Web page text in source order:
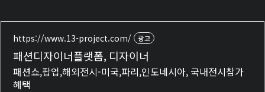
https://www.13-project.com/ 광고
패션디자이너플랫폼, 디자이너
패션쇼,팝업,해외전시-미국,파리,인도네시아, 국내전시참가
혜택